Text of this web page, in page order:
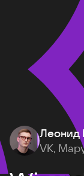
Леонид
VK,